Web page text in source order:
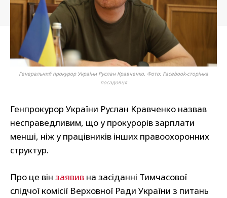
Генеральний прокурор України Руслан Кравченко. Фото: Facebook-сторінка
посадовця
Генпрокурор України Руслан Кравченко назвав
несправедливим, що у прокурорів зарплати
менші, ніж у працівників інших правоохоронних
структур.
Про це він заявив на засіданні Тимчасової
слідчої комісії Верховної Ради України з питань